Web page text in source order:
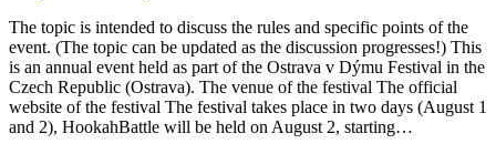
The topic is intended to discuss the rules and specific points of the
event. (The topic can be updated as the discussion progresses!) This
is an annual event held as part of the Ostrava v Dýmu Festival in the
Czech Republic (Ostrava). The venue of the festival The official
website of the festival The festival takes place in two days (August 1
and 2), HookahBattle will be held on August 2, starting…